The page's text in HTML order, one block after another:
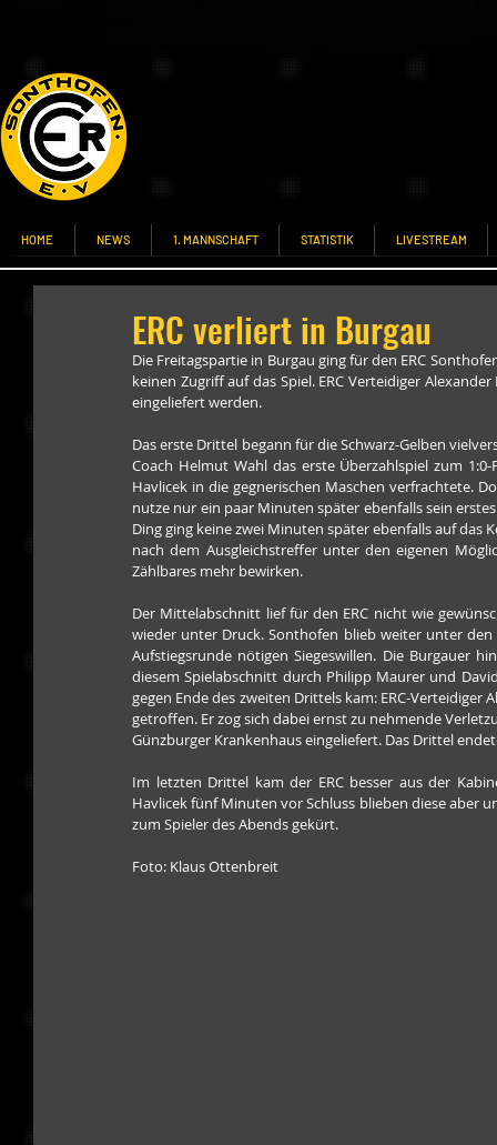
HOME NEWS 1. MANNSCHAFT STATISTIK LIVESTREAM
ERC verliert in Burgau
Die Freitagspartie in Burgau ging für den ERC
keinen Zugriff auf das Spiel. ERC Verteidiger
eingeliefert werden.
Das erste Drittel begann für die Schwarz-Gelben
Coach Helmut Wahl das erste Überzahlspiel zum
Havlicek in die gegnerischen Maschen verfrachtete.
nutze nur ein paar Minuten später ebenfalls sein
Ding ging keine zwei Minuten später ebenfalls auf das
nach dem Ausgleichstreffer unter den eigenen
Zählbares mehr bewirken.
Der Mittelabschnitt lief für den ERC nicht wie
wieder unter Druck. Sonthofen blieb weiter unter
Aufstiegsrunde nötigen Siegeswillen. Die Burgauer
diesem Spielabschnitt durch Philipp Maurer und
gegen Ende des zweiten Drittels kam: ERC-
getroffen. Er zog sich dabei ernst zu nehmende
Günzburger Krankenhaus eingeliefert. Das Drittel
Im letzten Drittel kam der ERC besser aus der
Havlicek fünf Minuten vor Schluss blieben diese aber
zum Spieler des Abends gekürt.
Foto: Klaus Ottenbreit